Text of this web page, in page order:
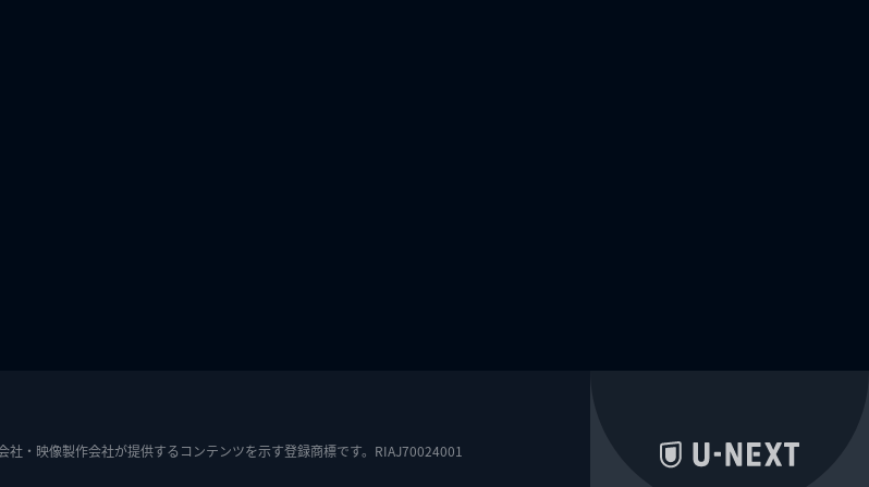
社・映像製作会社が提供するコンテンツを示す登録商標です。RIAJ70024001